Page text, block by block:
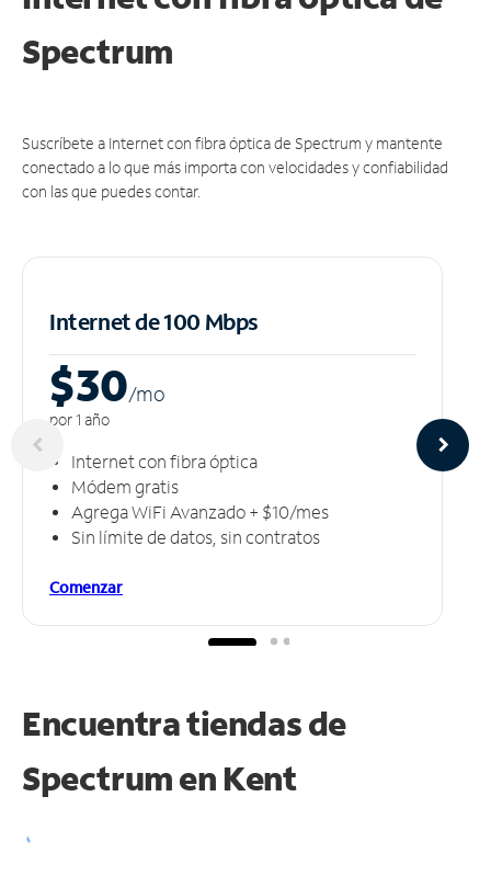
Spectrum
Suscríbete a Internet con fibra óptica de Spectrum y mantente
conectado a lo que más importa con velocidades y confiabilidad
con las que puedes contar.
Internet de 100 Mbps
$30/mo
por 1 año
Internet con fibra óptica
Módem gratis
Agrega WiFi Avanzado + $10/mes
Sin límite de datos, sin contratos
Comenzar
Encuentra tiendas de
Spectrum en Kent